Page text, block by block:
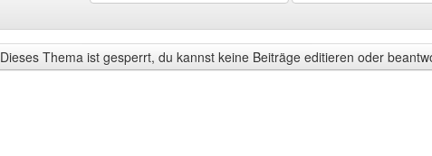
Dieses Thema ist gesperrt, du kannst keine Beiträge editieren oder